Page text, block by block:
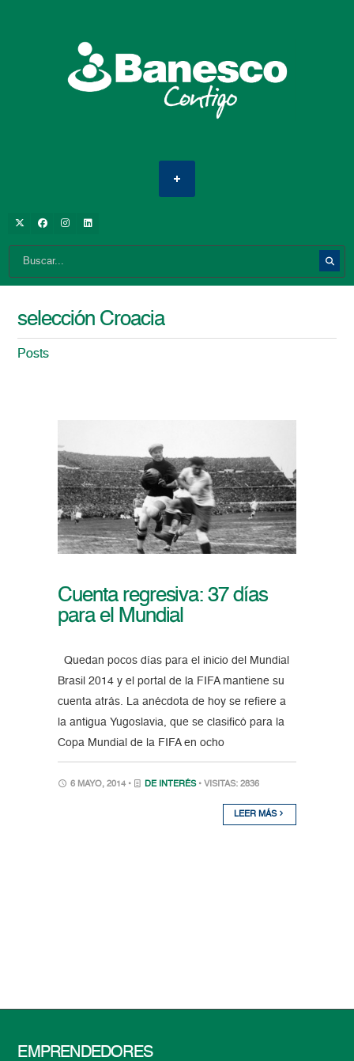
selección Croacia
Posts
Cuenta regresiva: 37 días
para el Mundial
Quedan pocos días para el inicio del Mundial
Brasil 2014 y el portal de la FIFA mantiene su
cuenta atrás. La anécdota de hoy se refiere a
la antigua Yugoslavia, que se clasificó para la
Copa Mundial de la FIFA en ocho
6 MAYO, 2014 • DE INTERÉS • VISITAS: 2836
LEER MÁS
EMPRENDEDORES